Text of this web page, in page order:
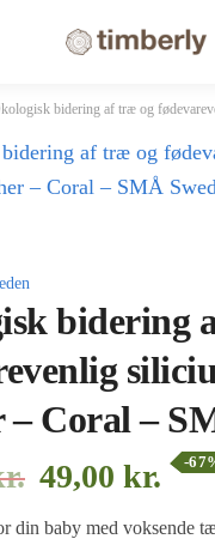
bidering af træ og
bidering
– Coral –
49,00 kr. -
din baby med voksende